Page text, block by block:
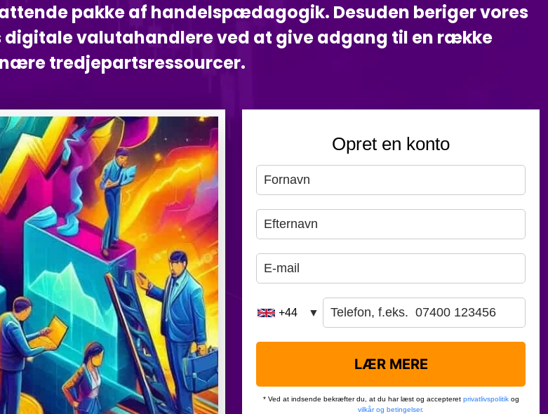
pakke af handelspædagogik. Desuden beriger vores
valutahandlere ved at give adgang til en række
tredjepartsressourcer.